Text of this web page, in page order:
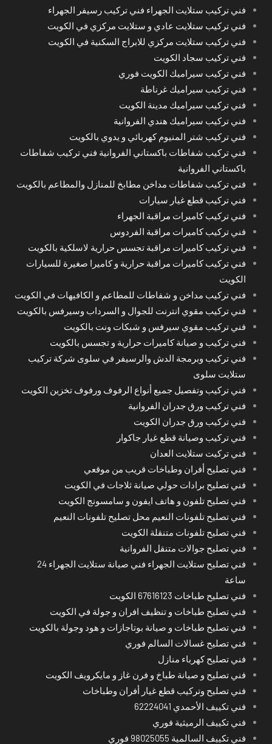
فني تركيب ستلايت الجهراء فني تركيب رسيفر الجهراء
فني تركيب ستلايت عادي و ستلايت مركزي في الكويت
فني تركيب ستلايت مركزي للابراج السكنية في الكويت
فني تركيب سجاد الكويت
فني تركيب سيراميك الكويت فوري
فني تركيب سيراميك غرناطة
فني تركيب سيراميك مدينة الكويت
فني تركيب سيراميك هندي الفروانية
فني تركيب شتر المنيوم كهربائي و يدوي بالكويت
فني تركيب شفاطات باكستاني الفروانية فني تركيب شفاطات
باكستاني الفروانية
فني تركيب شفاطات مداخن مطابخ للمنازل والمطاعم بالكويت
فني تركيب قطع غيار سيارات
فني تركيب كاميرات مراقبة الجهراء
فني تركيب كاميرات مراقبة الفردوس
فني تركيب كاميرات مراقبة تجسس حرارية لاسلكية بالكويت
فني تركيب كاميرات مراقبة حرارية و كاميرا صغيرة للسيارات
الكويت
فني تركيب مداخن و شفاطات للمطاعم و الكافيهات في الكويت
فني تركيب مقوي انترنت للجوال و السرداب وسيرفس بالكويت
فني تركيب مقوي سيرفس و شبكات ونت بالكويت
فني تركيب و صيانة كاميرات حرارية و تجسس بالكويت
فني تركيب وبرمجة الدش والرسيفر في سلوى شركة تركيب
ستلايت سلوى
فني تركيب وتفصيل جميع أنواع الرفوف ورفوف تخزين الكويت
فني تركيب ورق جدران الفروانية
فني تركيب ورق جدران الكويت
فني تركيب وصيانة قطع غيار جاكوار
فني تركيت ستلايت العدان
فني تصليح أفران وطباخات قريب من موقعي
فني تصليح برادات حولي صيانة ثلاجات في الكويت
فني تصليح تلفون و هاتف ايفون و سامسونج الكويت
فني تصليح تلفونات النعيم محل تصليح تلفونات النعيم
فني تصليح تلفونات متنقلة الكويت
فني تصليح جوالات متنقل الفروانية
فني تصليح ستلايت الجهراء فني صيانة ستلايت الجهراء 24
ساعة
فني تصليح طباخات 67616123 الكويت
فني تصليح طباخات و تنظيف افران و جولة في الكويت
فني تصليح طباخات و صيانة بوتاجازات و هود وجولة بالكويت
فني تصليح غسالات السالم فوري
فني تصليح كهرباء منازل
فني تصليح و صيانة طباخ و فرن غاز و مايكرويف الكويت
فني تصليح وتركيب قطع غيار أفران وطباخات
فني تكييف الأحمدي 62224041
فني تكييف الرميثية فوري
فني تكييف السالمية 98025055 فوري